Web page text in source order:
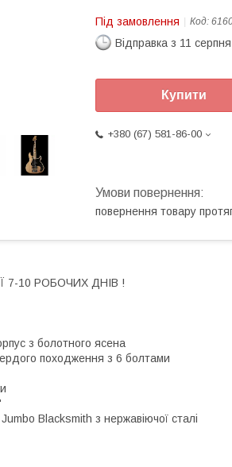
Під замовлення Код:
Відправка з 11
Купити
+380 (67) 581-86-00
повернення товару
7-10 РОБОЧИХ ДНІВ !
з болотного ясена
походження з 6 болтами
Blacksmith з нержавіючої сталі